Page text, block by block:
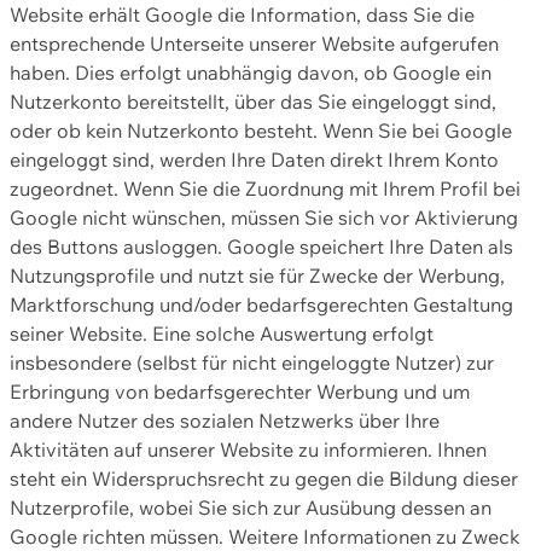
Website erhält Google die Information, dass Sie die
entsprechende Unterseite unserer Website aufgerufen
haben. Dies erfolgt unabhängig davon, ob Google ein
Nutzerkonto bereitstellt, über das Sie eingeloggt sind,
oder ob kein Nutzerkonto besteht. Wenn Sie bei Google
eingeloggt sind, werden Ihre Daten direkt Ihrem Konto
zugeordnet. Wenn Sie die Zuordnung mit Ihrem Profil bei
Google nicht wünschen, müssen Sie sich vor Aktivierung
des Buttons ausloggen. Google speichert Ihre Daten als
Nutzungsprofile und nutzt sie für Zwecke der Werbung,
Marktforschung und/oder bedarfsgerechten Gestaltung
seiner Website. Eine solche Auswertung erfolgt
insbesondere (selbst für nicht eingeloggte Nutzer) zur
Erbringung von bedarfsgerechter Werbung und um
andere Nutzer des sozialen Netzwerks über Ihre
Aktivitäten auf unserer Website zu informieren. Ihnen
steht ein Widerspruchsrecht zu gegen die Bildung dieser
Nutzerprofile, wobei Sie sich zur Ausübung dessen an
Google richten müssen. Weitere Informationen zu Zweck